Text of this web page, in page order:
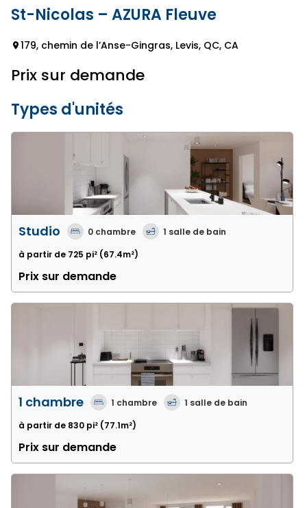
St-Nicolas – AZURA Fleuve
179, chemin de l’Anse-Gingras, Levis, QC, CA
Prix sur demande
Types d'unités
Studio 0 chambre 1 salle de bain
à partir de 725 pi² (67.4m²)
Prix sur demande
1 chambre 1 chambre 1 salle de bain
à partir de 830 pi² (77.1m²)
Prix sur demande